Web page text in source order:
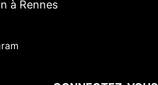
à Rennes